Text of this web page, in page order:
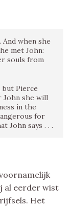
when she
met John:
souls from
Pierce
she will
in the
for
John says . . .
al eerder wist
Het